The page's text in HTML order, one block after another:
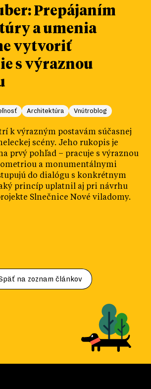
Prepájaním
a umenia
vytvoriť
s výraznou
Architektúra Vnútroblog
k výrazným postavám súčasnej
scény. Jeho rukopis je
prvý pohľad – pracuje s výraznou
a monumentálnymi
do dialógu s konkrétnym
princíp uplatnil aj pri návrhu
Slnečnice Nové viladomy.
na zoznam článkov